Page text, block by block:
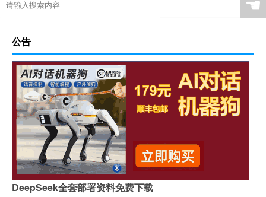
☚
公告
DeepSeek全套部署资料免费下载